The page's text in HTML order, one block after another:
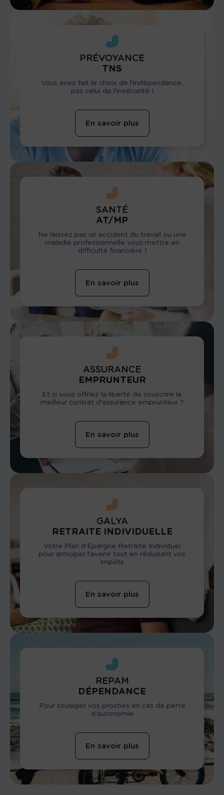
PRÉVOYANCE
TNS
Vous avez fait le choix de l'indépendance,
pas celui de l'insécurité !
En savoir plus
SANTÉ
AT/MP
Ne laissez pas un accident du travail ou une
maladie professionnelle vous mettre en
difficulté financière !
En savoir plus
ASSURANCE
EMPRUNTEUR
Et si vous offriez la liberté de souscrire le
meilleur contrat d'assurance emprunteur ?
En savoir plus
GALYA
RETRAITE INDIVIDUELLE
Votre Plan d'Epargne Retraite Individuel
pour anticiper l'avenir tout en réduisant vos
impôts
En savoir plus
REPAM
DÉPENDANCE
Pour soulager vos proches en cas de perte
d'autonomie
En savoir plus